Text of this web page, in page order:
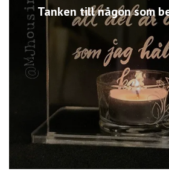
Tanken till någon som